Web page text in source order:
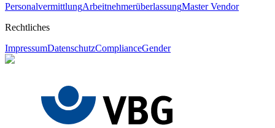
PersonalvermittlungArbeitnehmerüberlassungMaster Vendor
Rechtliches
ImpressumDatenschutzComplianceGender